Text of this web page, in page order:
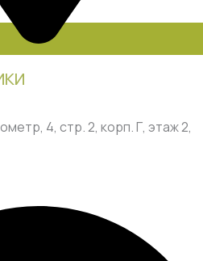
4, стр. 2, корп. Г, этаж 2,